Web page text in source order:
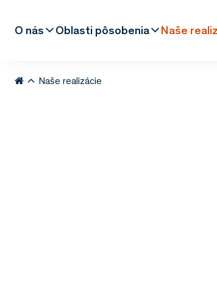
O nás Oblasti pôsobenia Naše
Naše realizácie